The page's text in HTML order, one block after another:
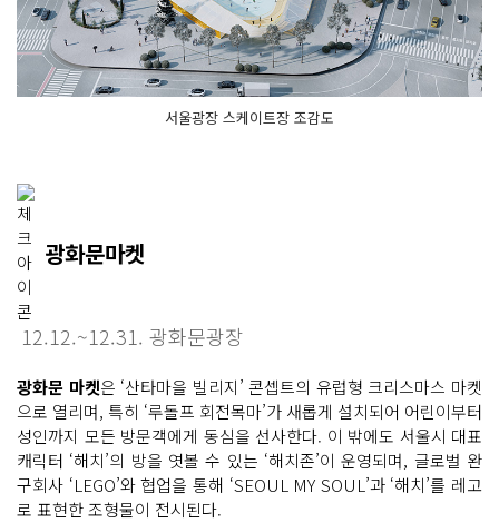
서울광장 스케이트장 조감도
광화문마켓
12.12.~12.31. 광화문광장
광화문 마켓은 ‘산타마을 빌리지’ 콘셉트의 유럽형 크리스마스 마켓
으로 열리며, 특히 ‘루돌프 회전목마’가 새롭게 설치되어 어린이부터
성인까지 모든 방문객에게 동심을 선사한다. 이 밖에도 서울시 대표
캐릭터 ‘해치’의 방을 엿볼 수 있는 ‘해치존’이 운영되며, 글로벌 완
구회사 ‘LEGO’와 협업을 통해 ‘SEOUL MY SOUL’과 ‘해치’를 레고
로 표현한 조형물이 전시된다.